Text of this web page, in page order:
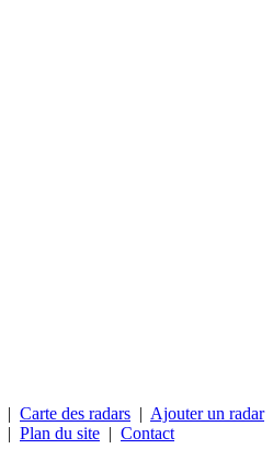
| Carte des radars | Ajouter un radar
| Plan du site | Contact